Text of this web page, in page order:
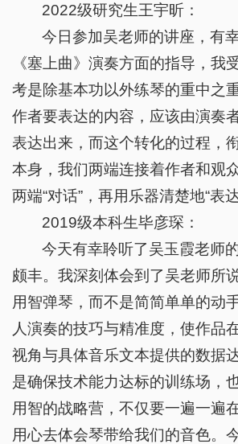
2022级研究生王宇昕：
今日参加吴老师的讲座，有
《塞上曲》演奏方面的指导，我
考是除基本功以外练琴的重中之
作者要表达的内容，应该由演奏
表达出来，而这个转化的过程，
本身，我们两端连接着作者和观
两端“对话”，再用乐器清楚地“表达
2019级本科生毕彦琛：
今天有幸聆听了吴玉霞老师
颇丰。我深刻体会到了吴老师所
用智弹琴，而不是简简单单的动
人演奏的技巧与精准度，使作品
视角与具体音乐文本提供的数据
是确保技术能力达标的训练场，
用智的战略营，不仅要一遍一遍
用心去体会琴带给我们的音色。